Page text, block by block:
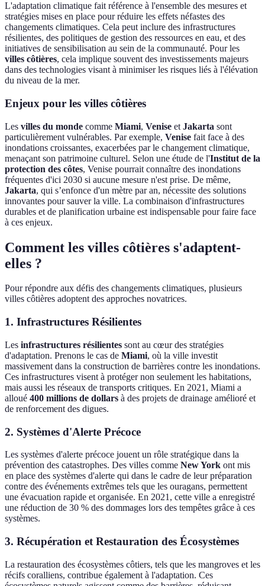
L'adaptation climatique fait référence à l'ensemble des mesures et
stratégies mises en place pour réduire les effets néfastes des
changements climatiques. Cela peut inclure des infrastructures
résilientes, des politiques de gestion des ressources en eau, et des
initiatives de sensibilisation au sein de la communauté. Pour les
villes côtières, cela implique souvent des investissements majeurs
dans des technologies visant à minimiser les risques liés à l'élévation
du niveau de la mer.
Enjeux pour les villes côtières
Les villes du monde comme Miami, Venise et Jakarta sont
particulièrement vulnérables. Par exemple, Venise fait face à des
inondations croissantes, exacerbées par le changement climatique,
menaçant son patrimoine culturel. Selon une étude de l'Institut de la
protection des côtes, Venise pourrait connaître des inondations
fréquentes d'ici 2030 si aucune mesure n'est prise. De même,
Jakarta, qui s’enfonce d'un mètre par an, nécessite des solutions
innovantes pour sauver la ville. La combinaison d'infrastructures
durables et de planification urbaine est indispensable pour faire face
à ces enjeux.
Comment les villes côtières s'adaptent-
elles ?
Pour répondre aux défis des changements climatiques, plusieurs
villes côtières adoptent des approches novatrices.
1. Infrastructures Résilientes
Les infrastructures résilientes sont au cœur des stratégies
d'adaptation. Prenons le cas de Miami, où la ville investit
massivement dans la construction de barrières contre les inondations.
Ces infrastructures visent à protéger non seulement les habitations,
mais aussi les réseaux de transports critiques. En 2021, Miami a
alloué 400 millions de dollars à des projets de drainage amélioré et
de renforcement des digues.
2. Systèmes d'Alerte Précoce
Les systèmes d'alerte précoce jouent un rôle stratégique dans la
prévention des catastrophes. Des villes comme New York ont mis
en place des systèmes d'alerte qui dans le cadre de leur préparation
contre des événements extrêmes tels que les ouragans, permettent
une évacuation rapide et organisée. En 2021, cette ville a enregistré
une réduction de 30 % des dommages lors des tempêtes grâce à ces
systèmes.
3. Récupération et Restauration des Écosystèmes
La restauration des écosystèmes côtiers, tels que les mangroves et les
récifs coralliens, contribue également à l'adaptation. Ces